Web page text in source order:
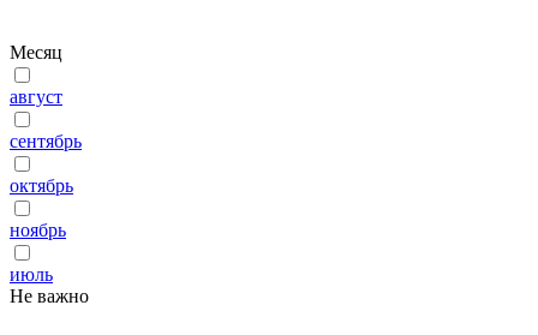
Месяц
август
сентябрь
октябрь
ноябрь
июль
Не важно